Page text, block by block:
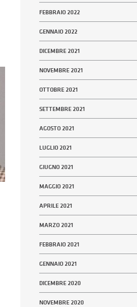
FEBBRAIO 2022
GENNAIO 2022
DICEMBRE 2021
NOVEMBRE 2021
OTTOBRE 2021
SETTEMBRE 2021
AGOSTO 2021
LUGLIO 2021
GIUGNO 2021
MAGGIO 2021
APRILE 2021
MARZO 2021
FEBBRAIO 2021
GENNAIO 2021
DICEMBRE 2020
NOVEMBRE 2020